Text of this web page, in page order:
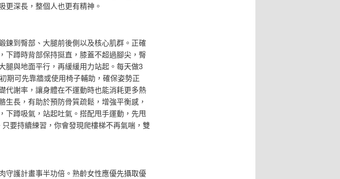
更深長，整個人也更有精神。
鍊到臀部、大腿前後側以及核心肌群。正確
下蹲時背部保持挺直，膝蓋不超過腳尖，臀
腿與地面平行，再緩緩用力站起。每天做3
期可先靠牆或使用椅子輔助，確保姿勢正
代謝率，讓身體在不運動時也能消耗更多熱
長，有助於預防骨質疏鬆，增強平衡感，
下蹲吸氣，站起吐氣。搭配甩手運動，先甩
要持續練習，你會發現爬樓梯不再氣喘，雙
守護計畫事半功倍。熟齡女性應優先攝取優